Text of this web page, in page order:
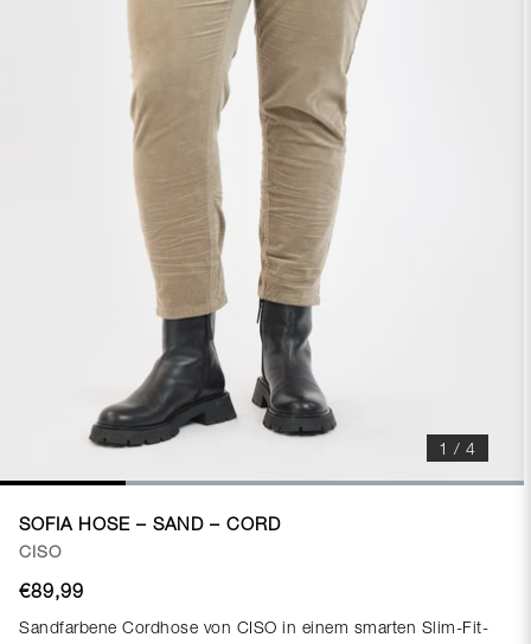
1 / 4
SOFIA HOSE – SAND – CORD
CISO
€89,99
Sandfarbene Cordhose von CISO in einem smarten Slim-Fit-